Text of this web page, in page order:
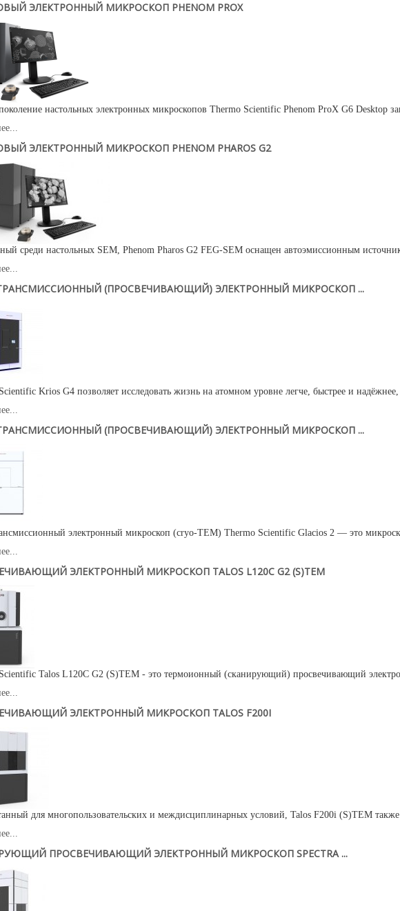
ЭЛЕКТРОННЫЙ МИКРОСКОП PHENOM PROX
настольных электронных микроскопов Thermo Scientific Phenom ProX G6 Desktop
ЭЛЕКТРОННЫЙ МИКРОСКОП PHENOM PHAROS G2
среди настольных SEM, Phenom Pharos G2 FEG-SEM оснащен автоэмиссионным
(ПРОСВЕЧИВАЮЩИЙ) ЭЛЕКТРОННЫЙ МИКРОСКОП ...
Krios G4 позволяет исследовать жизнь на атомном уровне легче, быстрее и
(ПРОСВЕЧИВАЮЩИЙ) ЭЛЕКТРОННЫЙ МИКРОСКОП ...
электронный микроскоп (cryo-TEM) Thermo Scientific Glacios 2 — это
ЭЛЕКТРОННЫЙ МИКРОСКОП TALOS L120C G2 (S)TEM
Talos L120C G2 (S)TEM - это термоионный (сканирующий) просвечивающий
ЭЛЕКТРОННЫЙ МИКРОСКОП TALOS F200I
для многопользовательских и междисциплинарных условий, Talos F200i (S)TEM
ПРОСВЕЧИВАЮЩИЙ ЭЛЕКТРОННЫЙ МИКРОСКОП SPECTRA ...